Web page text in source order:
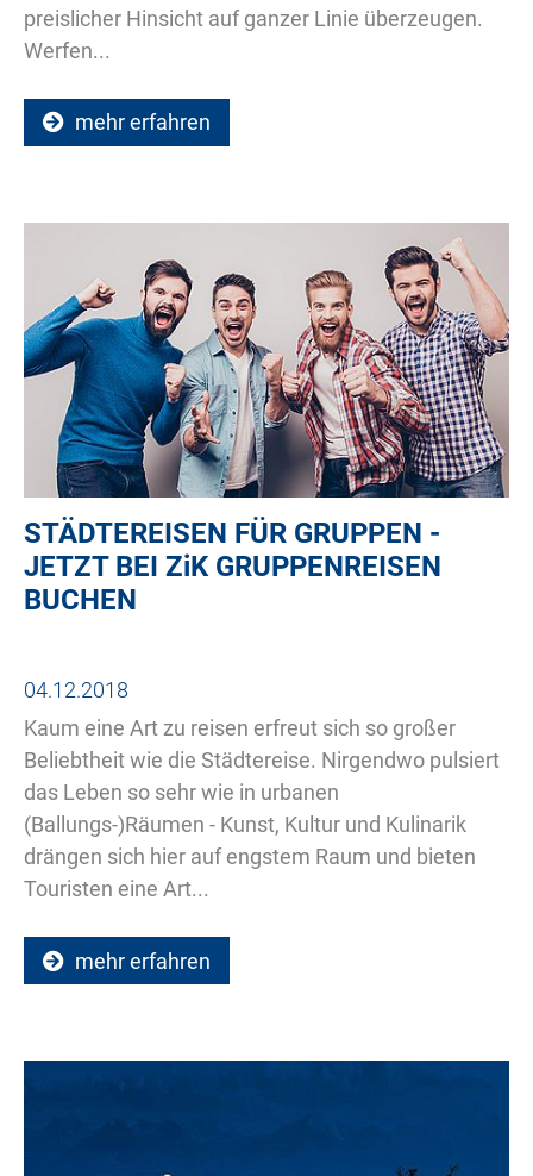
preislicher Hinsicht auf ganzer Linie überzeugen.
Werfen...
mehr erfahren
STÄDTEREISEN FÜR GRUPPEN -
JETZT BEI ZiKGRUPPENREISEN
BUCHEN
04.12.2018
Kaum eine Art zu reisen erfreut sich so großer
Beliebtheit wie die Städtereise. Nirgendwo pulsiert
das Leben so sehr wie in urbanen
(Ballungs-)Räumen - Kunst, Kultur und Kulinarik
drängen sich hier auf engstem Raum und bieten
Touristen eine Art...
mehr erfahren